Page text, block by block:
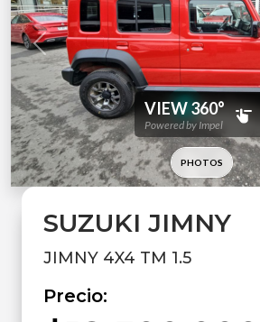
Previous
SUZUKI JIMNY
JIMNY 4X4 TM 1.5
Precio: